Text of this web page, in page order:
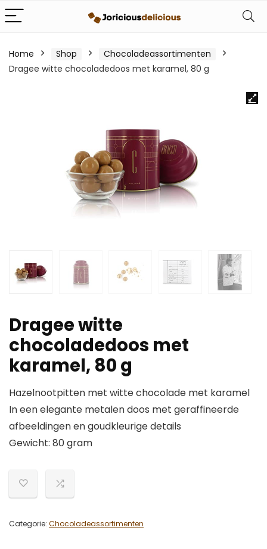
Home Shop
Chocoladeassortimenten
Dragee witte chocoladedoos met karamel, 80 g
Dragee witte
chocoladedoos met
karamel, 80 g
Hazelnootpitten met witte chocolade met karamel
In een elegante metalen doos met geraffineerde
afbeeldingen en goudkleurige details
Gewicht: 80 gram
Categorie: Chocoladeassortimenten